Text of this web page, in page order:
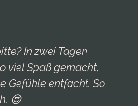
In zwei Tagen
viel Spaß gemacht,
Gefühle entfacht. So
😍